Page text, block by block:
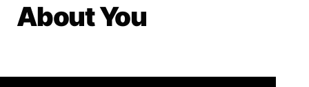
About You